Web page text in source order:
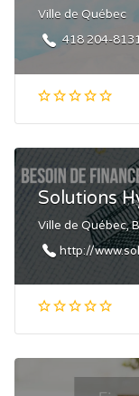
Ville de Québec
418 204-
Solutions
Ville de Québec,
http://